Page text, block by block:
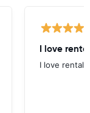
I love
I love rental